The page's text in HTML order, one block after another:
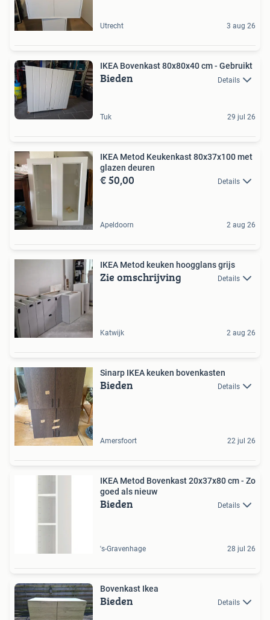
Utrecht 3 aug 26
IKEA Bovenkast 80x80x40 cm - Gebruikt
Bieden Details
Tuk 29 jul 26
IKEA Metod Keukenkast 80x37x100 met
glazen deuren
€ 50,00 Details
Apeldoorn 2 aug 26
IKEA Metod keuken hoogglans grijs
Zie omschrijving Details
Katwijk 2 aug 26
Sinarp IKEA keuken bovenkasten
Bieden Details
Amersfoort 22 jul 26
IKEA Metod Bovenkast 20x37x80 cm - Zo
goed als nieuw
Bieden Details
's-Gravenhage 28 jul 26
Bovenkast Ikea
Bieden Details